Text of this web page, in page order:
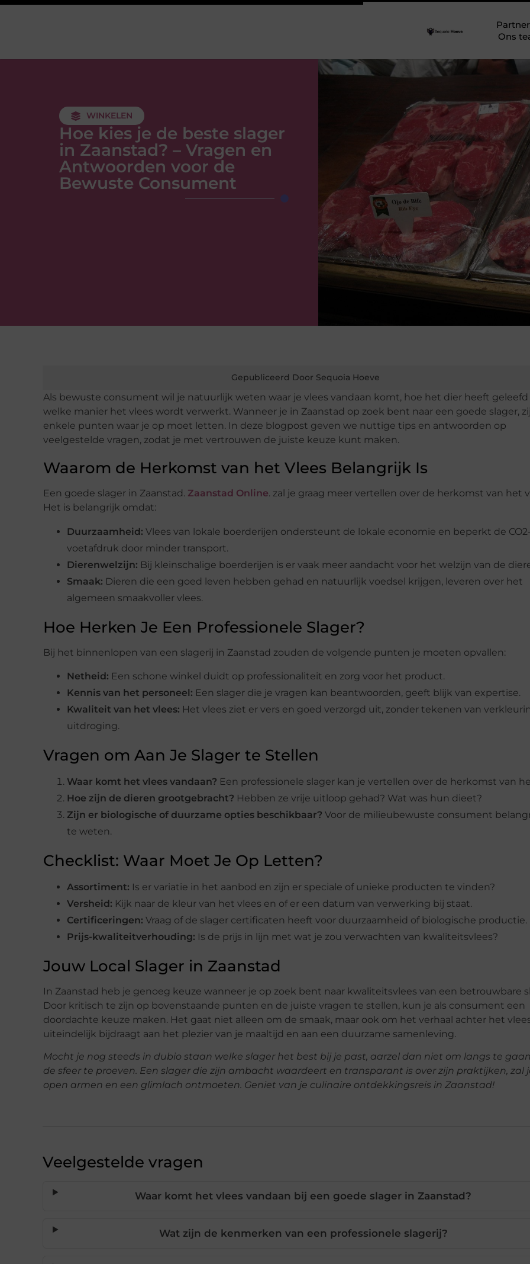
Ons
WINKELEN
Hoe kies je de beste slager
in Zaanstad? – Vragen en
Antwoorden voor de
Bewuste Consument
Gepubliceerd Door Sequoia Hoeve
Als bewuste consument wil je natuurlijk weten waar je vlees vandaan komt, hoe het dier heeft
welke manier het vlees wordt verwerkt. Wanneer je in Zaanstad op zoek bent naar een goede slager,
enkele punten waar je op moet letten. In deze blogpost geven we nuttige tips en antwoorden op
veelgestelde vragen, zodat je met vertrouwen de juiste keuze kunt maken.
Waarom de Herkomst van het Vlees Belangrijk Is
Een goede slager in Zaanstad. Zaanstad Online. zal je graag meer vertellen over de herkomst van het
Het is belangrijk omdat:
Duurzaamheid: Vlees van lokale boerderijen ondersteunt de lokale economie en beperkt de
voetafdruk door minder transport.
Dierenwelzijn: Bij kleinschalige boerderijen is er vaak meer aandacht voor het welzijn van de
Smaak: Dieren die een goed leven hebben gehad en natuurlijk voedsel krijgen, leveren over het
algemeen smaakvoller vlees.
Hoe Herken Je Een Professionele Slager?
Bij het binnenlopen van een slagerij in Zaanstad zouden de volgende punten je moeten opvallen:
Netheid: Een schone winkel duidt op professionaliteit en zorg voor het product.
Kennis van het personeel: Een slager die je vragen kan beantwoorden, geeft blijk van expertise.
Kwaliteit van het vlees: Het vlees ziet er vers en goed verzorgd uit, zonder tekenen van
uitdroging.
Vragen om Aan Je Slager te Stellen
Waar komt het vlees vandaan? Een professionele slager kan je vertellen over de herkomst van
Hoe zijn de dieren grootgebracht? Hebben ze vrije uitloop gehad? Wat was hun dieet?
Zijn er biologische of duurzame opties beschikbaar? Voor de milieubewuste consument
te weten.
Checklist: Waar Moet Je Op Letten?
Assortiment: Is er variatie in het aanbod en zijn er speciale of unieke producten te vinden?
Versheid: Kijk naar de kleur van het vlees en of er een datum van verwerking bij staat.
Certificeringen: Vraag of de slager certificaten heeft voor duurzaamheid of biologische productie.
Prijs-kwaliteitverhouding: Is de prijs in lijn met wat je zou verwachten van kwaliteitsvlees?
Jouw Local Slager in Zaanstad
In Zaanstad heb je genoeg keuze wanneer je op zoek bent naar kwaliteitsvlees van een betrouwbare
Door kritisch te zijn op bovenstaande punten en de juiste vragen te stellen, kun je als consument een
doordachte keuze maken. Het gaat niet alleen om de smaak, maar ook om het verhaal achter het
uiteindelijk bijdraagt aan het plezier van je maaltijd en aan een duurzame samenleving.
Mocht je nog steeds in dubio staan welke slager het best bij je past, aarzel dan niet om langs te
de sfeer te proeven. Een slager die zijn ambacht waardeert en transparant is over zijn praktijken, zal
open armen en een glimlach ontmoeten. Geniet van je culinaire ontdekkingsreis in Zaanstad!
Veelgestelde vragen
Waar komt het vlees vandaan bij een goede slager in Zaanstad?
Wat zijn de kenmerken van een professionele slagerij?